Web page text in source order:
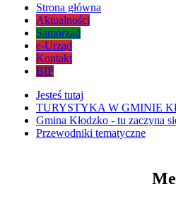
Strona główna
Aktualności
Samorząd
e-Urząd
Kontakt
BIP
Jesteś tutaj
TURYSTYKA W GMINIE
Gmina Kłodzko - tu zaczyna
Przewodniki tematyczne